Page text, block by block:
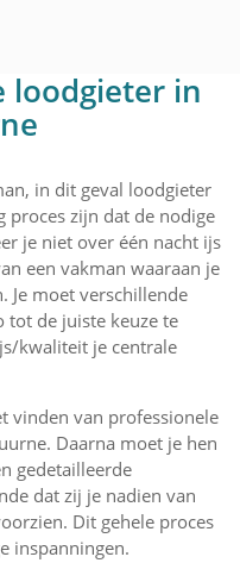
loodgieter in
in dit geval loodgieter
proces zijn dat de nodige
je niet over één nacht ijs
een vakman waaraan je
moet verschillende
tot de juiste keuze te
kwaliteit je centrale
vinden van professionele
Daarna moet je hen
gedetailleerde
dat zij je nadien van
Dit gehele proces
inspanningen.